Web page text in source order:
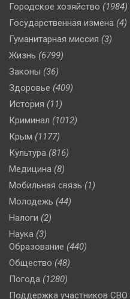
Городское хозяйство (1984)
Государственная измена (4)
Гуманитарная миссия (3)
Жизнь (6799)
Законы (36)
Здоровье (409)
История (11)
Криминал (1012)
Крым (1177)
Культура (816)
Медицина (8)
Мобильная связь (1)
Молодежь (44)
Налоги (2)
Наука (3)
Образование (440)
Общество (48)
Погода (1280)
Поддержка участников СВО